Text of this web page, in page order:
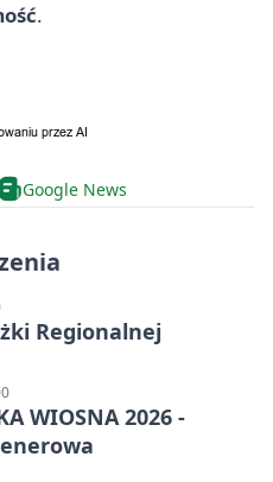
.
Google News
Regionalnej
WIOSNA 2026 -